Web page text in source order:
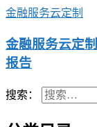
金融服务云定制
金融服务云定
报告
搜索：